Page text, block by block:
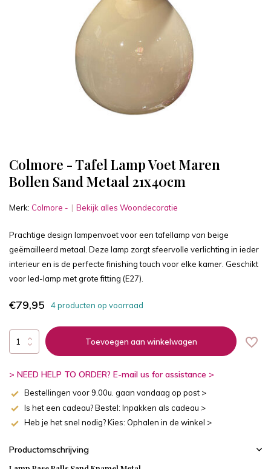
Colmore - Tafel Lamp Voet Maren
Bollen Sand Metaal 21x40cm
Merk: Colmore - Bekijk alles Woondecoratie
Prachtige design lampenvoet voor een tafellamp van beige
geëmailleerd metaal. Deze lamp zorgt sfeervolle verlichting in ieder
interieur en is de perfecte finishing touch voor elke kamer. Geschikt
voor led-lamp met grote fitting (E27).
€79,95 4 producten op voorraad
Toevoegen aan winkelwagen
> NEED HELP TO ORDER? E-mail us for assistance >
Bestellingen voor 9.00u. gaan vandaag op post >
Is het een cadeau? Bestel: Inpakken als cadeau >
Heb je het snel nodig? Kies: Ophalen in de winkel >
Productomschrijving